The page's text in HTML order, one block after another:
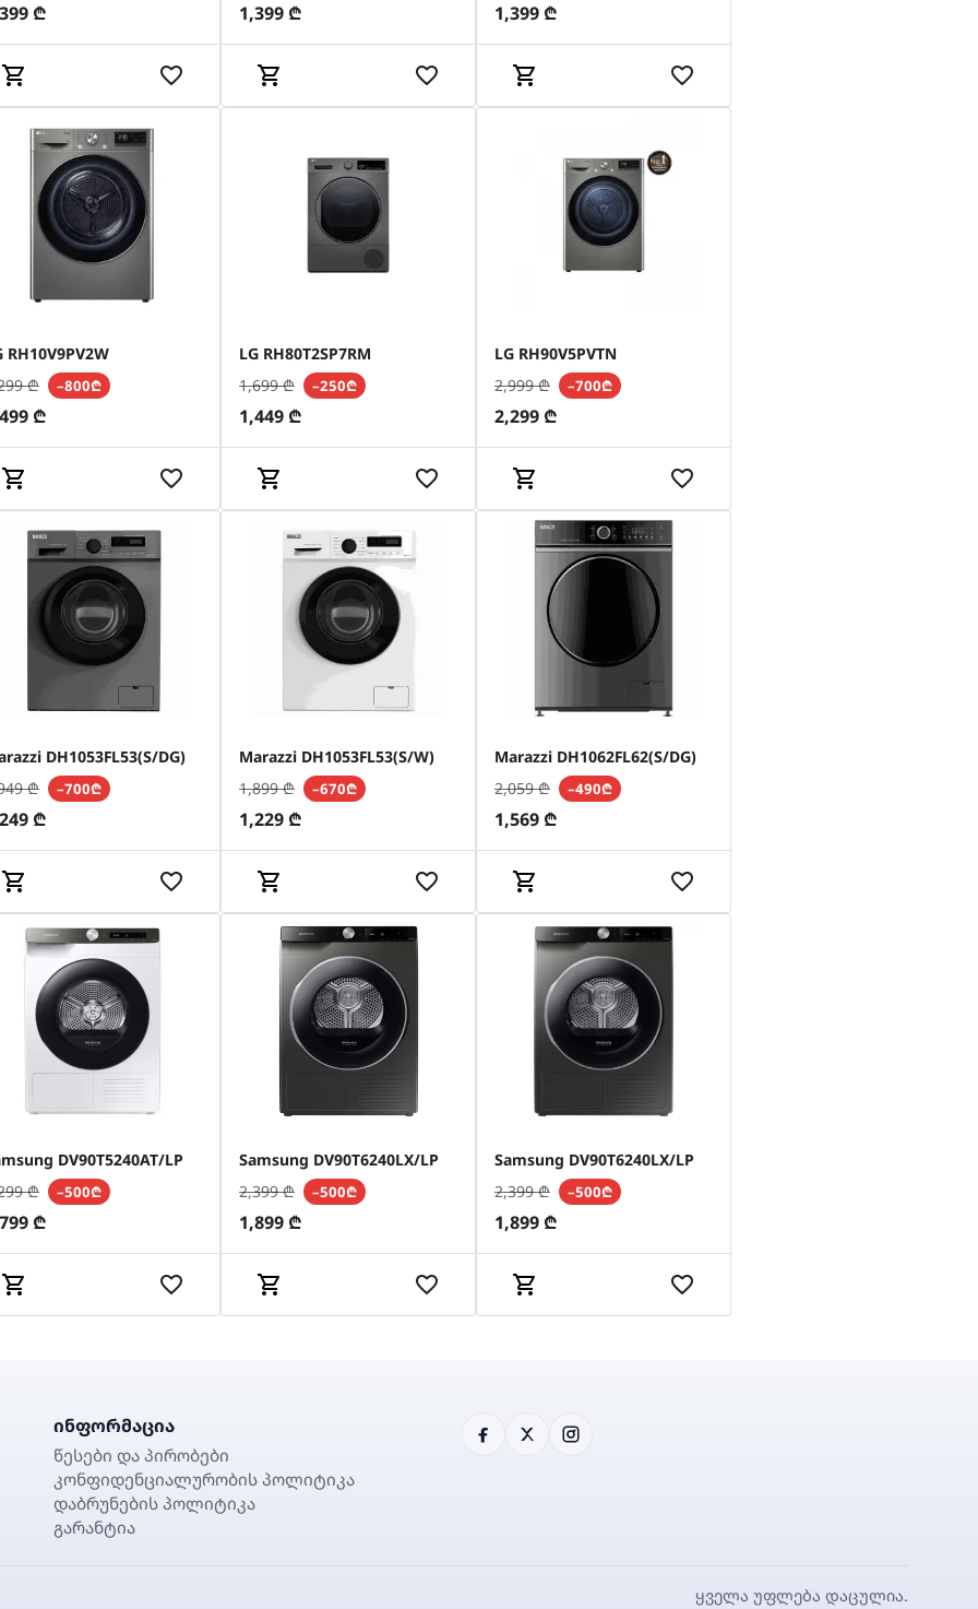
₾ 1,399 ₾ 1,399 ₾
RH10V9PV2W
₾ –800₾
₾
LG RH80T2SP7RM
1,699₾ –250₾
1,449 ₾
LG RH90V5PVTN
2,999₾ –700₾
2,299 ₾
DH1053FL53(S/DG)
₾ –700₾
₾
Marazzi DH1053FL53(S/W)
1,899₾ –670₾
1,229 ₾
Marazzi DH1062FL62(S/DG)
2,059₾ –490₾
1,569 ₾
DV90T5240AT/LP
₾ –500₾
₾
Samsung DV90T6240LX/LP
2,399₾ –500₾
1,899 ₾
Samsung DV90T6240LX/LP
2,399₾ –500₾
1,899 ₾
ინფორმაცია
წესები და პირობები
კონფიდენციალურობის პოლიტიკა
დაბრუნების პოლიტიკა
გარანტია
ყველა უფლება დაცულია.